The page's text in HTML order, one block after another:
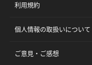
利用規約
個人情報の取扱いについて
ご意見・ご感想